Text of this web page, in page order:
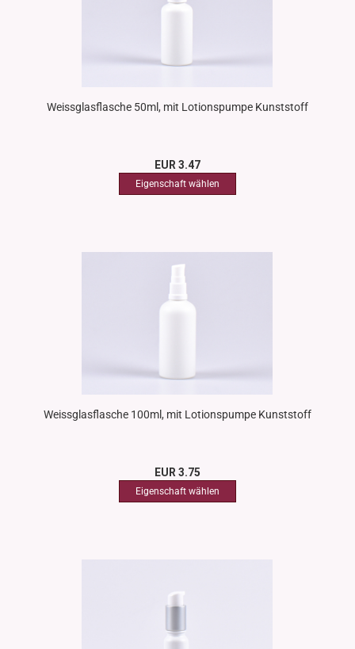
Weissglasflasche 50ml, mit Lotionspumpe Kunststoff
EUR 3.47
Weissglasflasche 100ml, mit Lotionspumpe Kunststoff
EUR 3.75